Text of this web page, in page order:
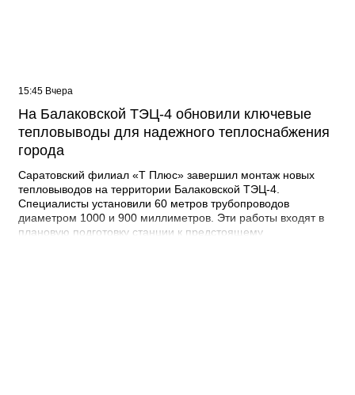
15:45 Вчера
На Балаковской ТЭЦ-4 обновили ключевые
тепловыводы для надежного теплоснабжения
города
Саратовский филиал «Т Плюс» завершил монтаж новых
тепловыводов на территории Балаковской ТЭЦ-4.
Специалисты установили 60 метров трубопроводов
диаметром 1000 и 900 миллиметров. Эти работы входят в
плановую подготовку станции к предстоящему